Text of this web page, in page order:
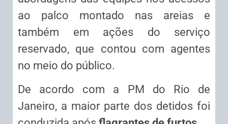
ao palco montado nas areias e
também em ações do serviço
reservado, que contou com agentes
no meio do público.
De acordo com a PM do Rio de
Janeiro, a maior parte dos detidos foi